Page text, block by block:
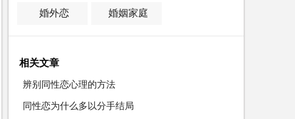
婚外恋 婚姻家庭
相关文章
辨别同性恋心理的方法
同性恋为什么多以分手结局